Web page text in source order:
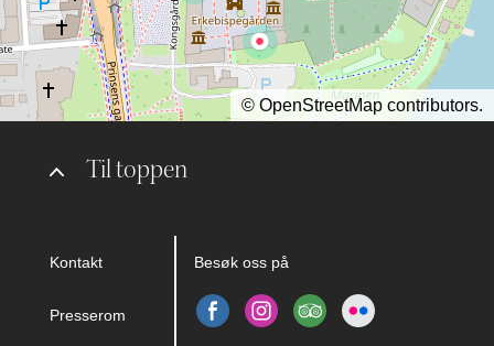
Til toppen
Kontakt
Presserom
Besøk oss på
© OpenStreetMap contributors.